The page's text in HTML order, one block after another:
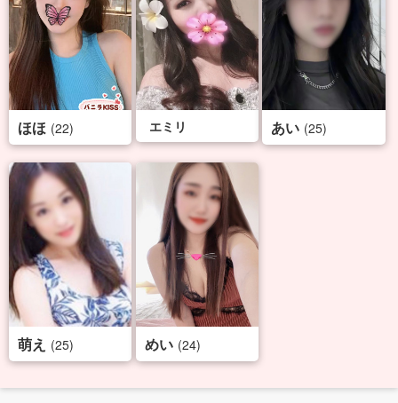
ほほ (22) エミリ あい (25)
萌え (25) めい (24)